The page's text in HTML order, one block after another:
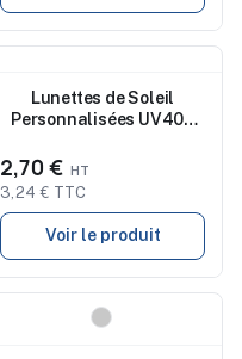
Lunettes de Soleil
Personnalisées UV400
2,70 €
3,24 € TTC
Voir le produit